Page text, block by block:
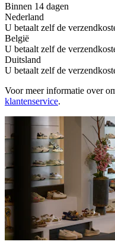
Binnen 14 dagen
Nederland
U betaalt zelf de
België
U betaalt zelf de
Duitsland
U betaalt zelf de
Voor meer informatie over
klantenservice.